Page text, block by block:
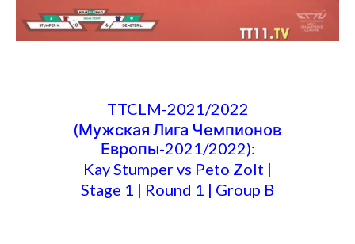
TTCLM-2021/2022
(Мужская Лига Чемпионов
Европы-2021/2022):
Kay Stumper vs Peto Zolt |
Stage 1 | Round 1 | Group B